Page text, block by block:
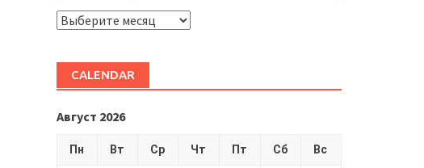
ARHIVĂ
CALENDAR
Август 2026
Пн Вт Ср Чт Пт Сб Вс